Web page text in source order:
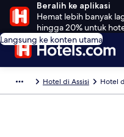
Beralih ke aplikasi
Hemat lebih banyak
hingga 20% untuk
Langsung ke konten utama
Hotel di Assisi Hotel